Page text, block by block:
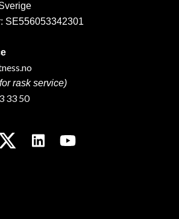
SE556053342301
rask service)
33 50